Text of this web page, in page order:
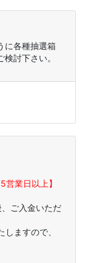
に各種抽選箱
討下さい。
営業日以上】
ご入金いただ
ますので、